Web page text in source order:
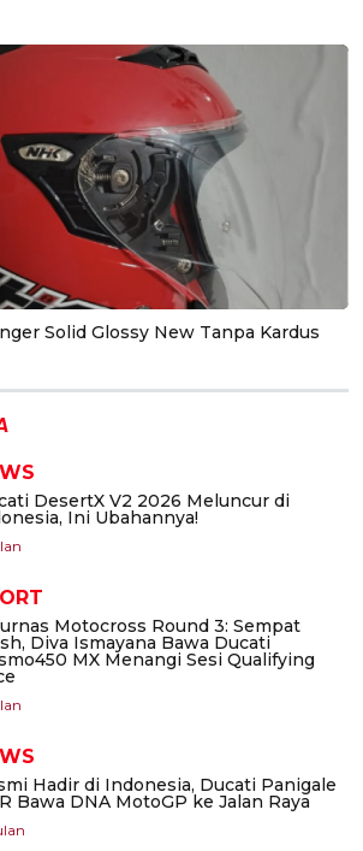
Solid Glossy New Tanpa Kardus
DesertX V2 2026 Meluncur di
Ini Ubahannya!
Motocross Round 3: Sempat
Diva Ismayana Bawa Ducati
MX Menangi Sesi Qualifying
Hadir di Indonesia, Ducati Panigale
Bawa DNA MotoGP ke Jalan Raya